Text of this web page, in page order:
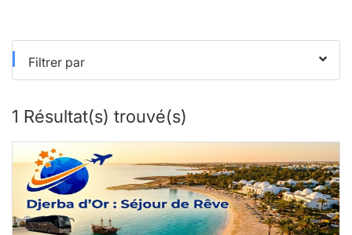
Filtrer par
1 Résultat(s) trouvé(s)